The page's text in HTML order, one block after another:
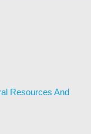
Resources And